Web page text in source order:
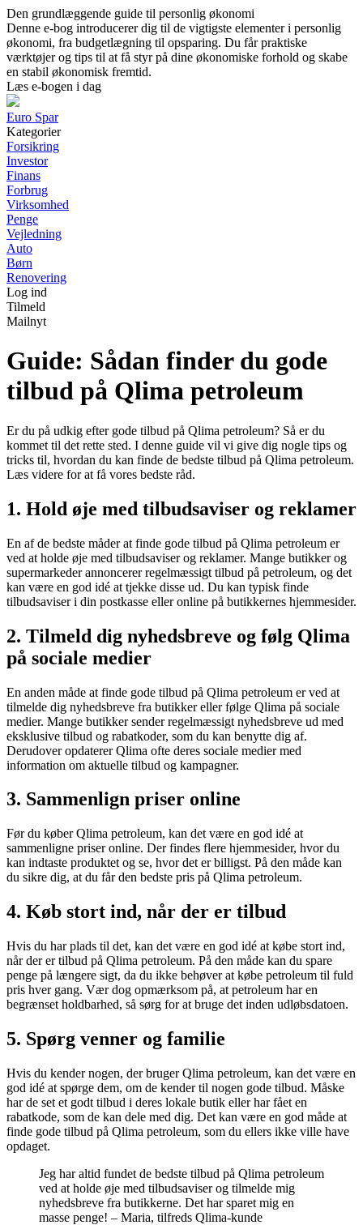
Den grundlæggende guide til personlig økonomi
Denne e-bog introducerer dig til de vigtigste elementer i personlig
økonomi, fra budgetlægning til opsparing. Du får praktiske
værktøjer og tips til at få styr på dine økonomiske forhold og skabe
en stabil økonomisk fremtid.
Læs e-bogen i dag
Euro Spar
Kategorier
Forsikring
Investor
Finans
Forbrug
Virksomhed
Penge
Vejledning
Auto
Børn
Renovering
Log ind
Tilmeld
Mailnyt
Guide: Sådan finder du gode
tilbud på Qlima petroleum
Er du på udkig efter gode tilbud på Qlima petroleum? Så er du
kommet til det rette sted. I denne guide vil vi give dig nogle tips og
tricks til, hvordan du kan finde de bedste tilbud på Qlima petroleum.
Læs videre for at få vores bedste råd.
1. Hold øje med tilbudsaviser og reklamer
En af de bedste måder at finde gode tilbud på Qlima petroleum er
ved at holde øje med tilbudsaviser og reklamer. Mange butikker og
supermarkeder annoncerer regelmæssigt tilbud på petroleum, og det
kan være en god idé at tjekke disse ud. Du kan typisk finde
tilbudsaviser i din postkasse eller online på butikkernes hjemmesider.
2. Tilmeld dig nyhedsbreve og følg Qlima
på sociale medier
En anden måde at finde gode tilbud på Qlima petroleum er ved at
tilmelde dig nyhedsbreve fra butikker eller følge Qlima på sociale
medier. Mange butikker sender regelmæssigt nyhedsbreve ud med
eksklusive tilbud og rabatkoder, som du kan benytte dig af.
Derudover opdaterer Qlima ofte deres sociale medier med
information om aktuelle tilbud og kampagner.
3. Sammenlign priser online
Før du køber Qlima petroleum, kan det være en god idé at
sammenligne priser online. Der findes flere hjemmesider, hvor du
kan indtaste produktet og se, hvor det er billigst. På den måde kan
du sikre dig, at du får den bedste pris på Qlima petroleum.
4. Køb stort ind, når der er tilbud
Hvis du har plads til det, kan det være en god idé at købe stort ind,
når der er tilbud på Qlima petroleum. På den måde kan du spare
penge på længere sigt, da du ikke behøver at købe petroleum til fuld
pris hver gang. Vær dog opmærksom på, at petroleum har en
begrænset holdbarhed, så sørg for at bruge det inden udløbsdatoen.
5. Spørg venner og familie
Hvis du kender nogen, der bruger Qlima petroleum, kan det være en
god idé at spørge dem, om de kender til nogen gode tilbud. Måske
har de set et godt tilbud i deres lokale butik eller har fået en
rabatkode, som de kan dele med dig. Det kan være en god måde at
finde gode tilbud på Qlima petroleum, som du ellers ikke ville have
opdaget.
Jeg har altid fundet de bedste tilbud på Qlima petroleum
ved at holde øje med tilbudsaviser og tilmelde mig
nyhedsbreve fra butikkerne. Det har sparet mig en
masse penge! – Maria, tilfreds Qlima-kunde